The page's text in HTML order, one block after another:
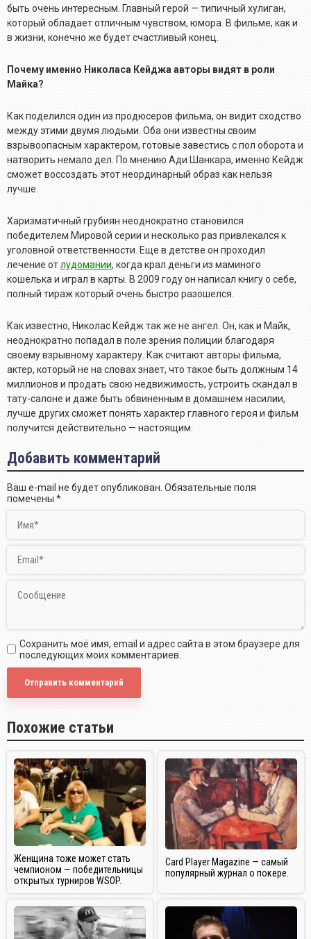
быть очень интересным. Главный герой — типичный хулиган,
который обладает отличным чувством, юмора. В фильме, как и
в жизни, конечно же будет счастливый конец.
Почему именно Николаса Кейджа авторы видят в роли
Майка?
Как поделился один из продюсеров фильма, он видит сходство
между этими двумя людьми. Оба они известны своим
взрывоопасным характером, готовые завестись с пол оборота и
натворить немало дел. По мнению Ади Шанкара, именно Кейдж
сможет воссоздать этот неординарный образ как нельзя
лучше.
Харизматичный грубиян неоднократно становился
победителем Мировой серии и несколько раз привлекался к
уголовной ответственности. Еще в детстве он проходил
лечение отлудомании, когда крал деньги из маминого
кошелька и играл в карты. В 2009 году он написал книгу о себе,
полный тираж который очень быстро разошелся.
Как известно, Николас Кейдж так же не ангел. Он, как и Майк,
неоднократно попадал в поле зрения полиции благодаря
своему взрывному характеру. Как считают авторы фильма,
актер, который не на словах знает, что такое быть должным 14
миллионов и продать свою недвижимость, устроить скандал в
тату-салоне и даже быть обвиненным в домашнем насилии,
лучше других сможет понять характер главного героя и фильм
получится действительно — настоящим.
Добавить комментарий
Ваш e-mail не будет опубликован. Обязательные поля
помечены *
Сохранить моё имя, email и адрес сайта в этом браузере для
последующих моих комментариев.
Похожие статьи
Женщина тоже может стать
чемпионом — победительницы
открытых турниров WSOP.
Card Player Magazine — самый
популярный журнал о покере.